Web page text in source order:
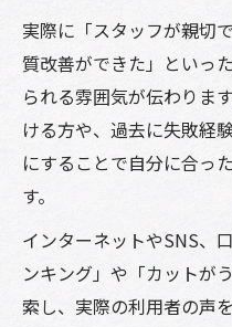
実際に「スタッフが親切
質改善ができた」といっ
られる雰囲気が伝わりま
ける方や、過去に失敗経
にすることで自分に合っ
す。
インターネットやSNS、
ンキング」や「カットが
索し、実際の利用者の声